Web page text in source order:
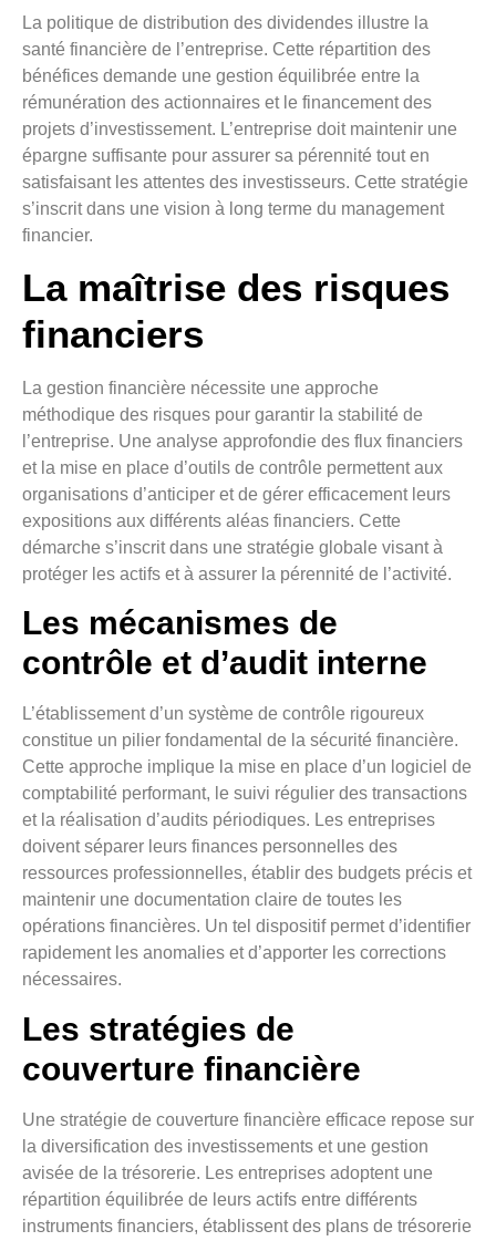
La politique de distribution des dividendes illustre la
santé financière de l’entreprise. Cette répartition des
bénéfices demande une gestion équilibrée entre la
rémunération des actionnaires et le financement des
projets d’investissement. L’entreprise doit maintenir une
épargne suffisante pour assurer sa pérennité tout en
satisfaisant les attentes des investisseurs. Cette stratégie
s’inscrit dans une vision à long terme du management
financier.
La maîtrise des risques
financiers
La gestion financière nécessite une approche
méthodique des risques pour garantir la stabilité de
l’entreprise. Une analyse approfondie des flux financiers
et la mise en place d’outils de contrôle permettent aux
organisations d’anticiper et de gérer efficacement leurs
expositions aux différents aléas financiers. Cette
démarche s’inscrit dans une stratégie globale visant à
protéger les actifs et à assurer la pérennité de l’activité.
Les mécanismes de
contrôle et d’audit interne
L’établissement d’un système de contrôle rigoureux
constitue un pilier fondamental de la sécurité financière.
Cette approche implique la mise en place d’un logiciel de
comptabilité performant, le suivi régulier des transactions
et la réalisation d’audits périodiques. Les entreprises
doivent séparer leurs finances personnelles des
ressources professionnelles, établir des budgets précis et
maintenir une documentation claire de toutes les
opérations financières. Un tel dispositif permet d’identifier
rapidement les anomalies et d’apporter les corrections
nécessaires.
Les stratégies de
couverture financière
Une stratégie de couverture financière efficace repose sur
la diversification des investissements et une gestion
avisée de la trésorerie. Les entreprises adoptent une
répartition équilibrée de leurs actifs entre différents
instruments financiers, établissent des plans de trésorerie